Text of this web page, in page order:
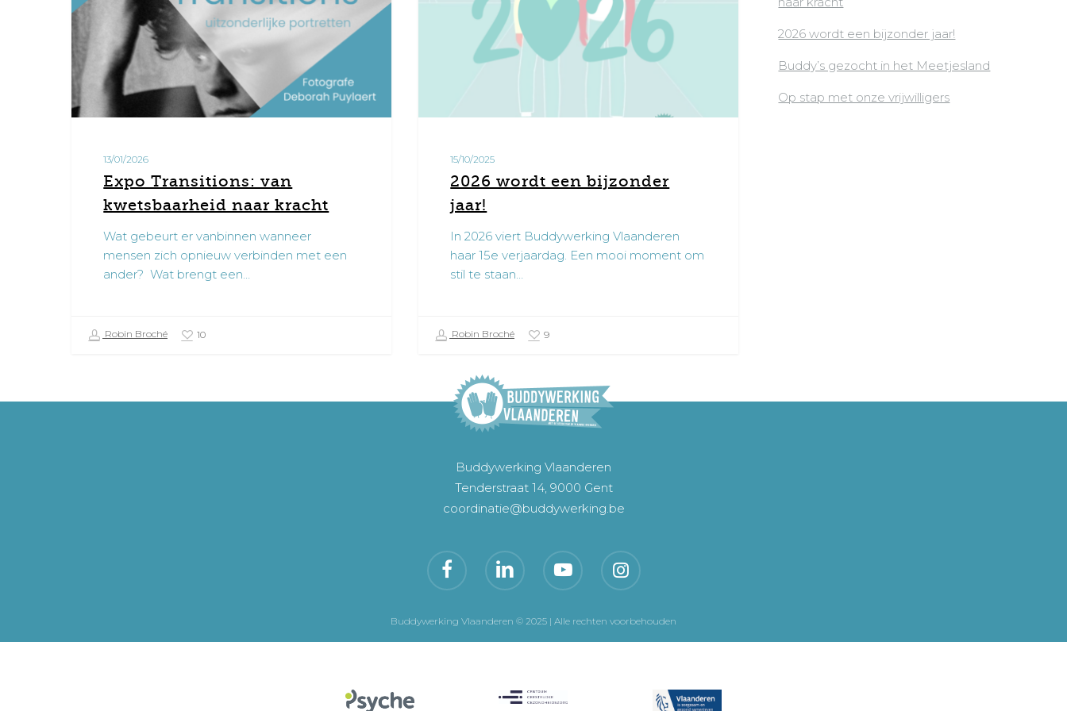
kracht
13/01/2026
Expo Transitions: van
kwetsbaarheid naar kracht
Wat gebeurt er vanbinnen wanneer
mensen zich opnieuw verbinden met een
ander? Wat brengt een…
Robin Broché 10
15/10/2025
2026 wordt een bijzonder
jaar!
In 2026 viert Buddywerking Vlaanderen
haar 15e verjaardag. Een mooi moment om
stil te staan…
Robin Broché 9
2026 wordt een bijzonder jaar!
Buddy’s gezocht in het Meetjesland
Op stap met onze vrijwilligers
Buddywerking Vlaanderen
Tenderstraat 14, 9000 Gent
coordinatie@buddywerking.be
Buddywerking Vlaanderen © 2025 | Alle rechten voorbehouden